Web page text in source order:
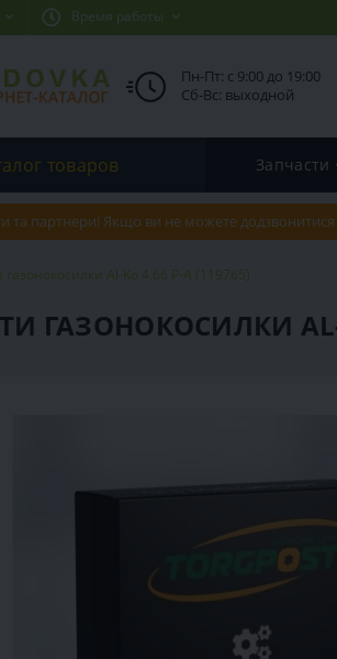
Время работы
Пн-Пт: с 9:00 до 19:00
Сб-Вс: выходной
товаров Запчасти
та партнери! Якщо ви не можете
газонокосилки Al-Ko 4.66 P-A (119765)
ГАЗОНОКОСИЛКИ AL-